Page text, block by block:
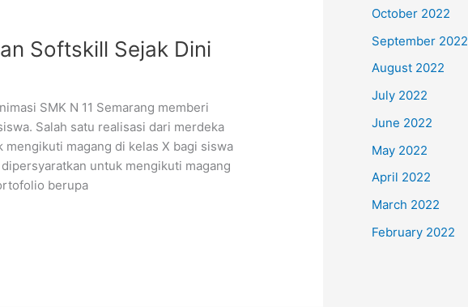
Softskill Sejak Dini
SMK N 11 Semarang memberi
Salah satu realisasi dari merdeka
magang di kelas X bagi siswa
untuk mengikuti magang
berupa
October 2022
September 2022
August 2022
July 2022
June 2022
May 2022
April 2022
March 2022
February 2022